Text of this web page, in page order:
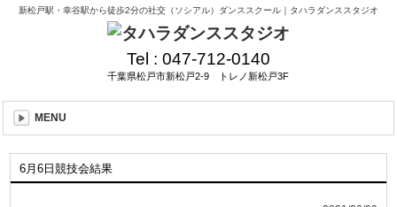
新松戸駅・幸谷駅から徒歩2分の社交（ソシアル）ダンススクール｜タハラダンススタジオ
Tel : 047-712-0140
千葉県松戸市新松戸2-9 トレノ新松戸3F
MENU
6月6日競技会結果